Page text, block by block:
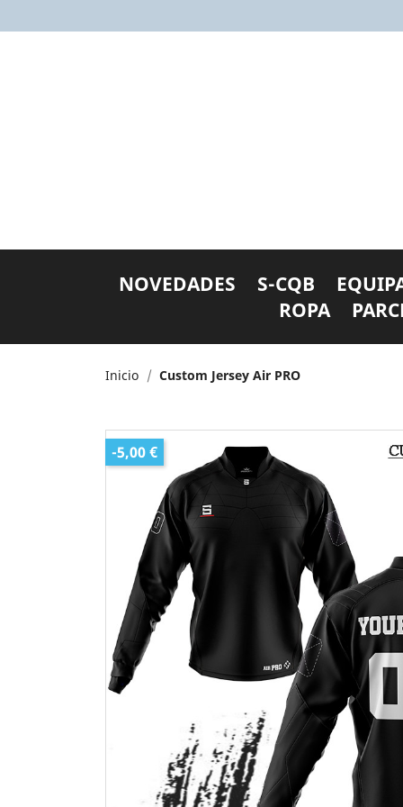
NOVEDADES S-CQB
ROPA
Inicio Custom Jersey Air PRO
-5,00 €